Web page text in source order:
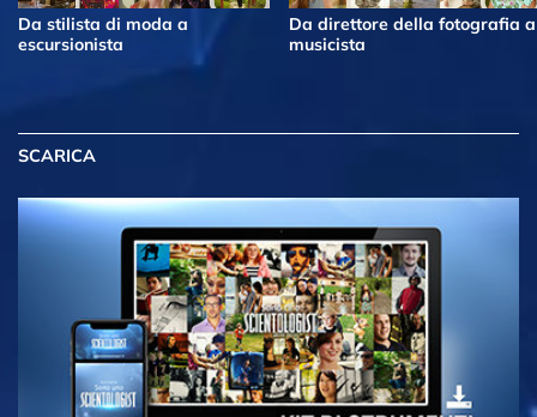
Da stilista di moda a
escursionista
Da direttore della fotografia a
musicista
SCARICA